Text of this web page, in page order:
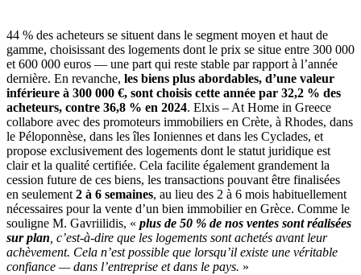
44 % des acheteurs se situent dans le segment moyen et haut de
gamme, choisissant des logements dont le prix se situe entre 300 000
et 600 000 euros — une part qui reste stable par rapport à l’année
dernière. En revanche, les biens plus abordables, d’une valeur
inférieure à 300 000 €, sont choisis cette année par 32,2 % des
acheteurs, contre 36,8 % en 2024. Elxis – At Home in Greece
collabore avec des promoteurs immobiliers en Crète, à Rhodes, dans
le Péloponnèse, dans les îles Ioniennes et dans les Cyclades, et
propose exclusivement des logements dont le statut juridique est
clair et la qualité certifiée. Cela facilite également grandement la
cession future de ces biens, les transactions pouvant être finalisées
en seulement 2 à 6 semaines, au lieu des 2 à 6 mois habituellement
nécessaires pour la vente d’un bien immobilier en Grèce. Comme le
souligne M. Gavriilidis, « plus de 50 % de nos ventes sont réalisées
sur plan , c’est-à-dire que les logements sont achetés avant leur
achèvement. Cela n’est possible que lorsqu’il existe une véritable
confiance — dans l’entreprise et dans le pays. »